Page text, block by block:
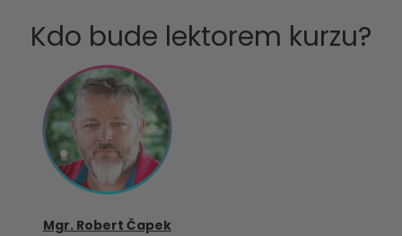
Kdo bude lektorem kurzu?
Mgr. Robert Čapek